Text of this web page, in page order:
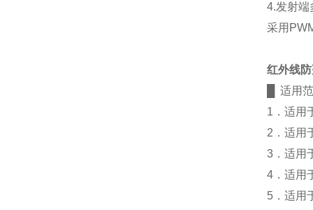
4.发射端
采用
红外线
█ 适用
1．适用
2．适用
3．适用
4．适用
5．适用